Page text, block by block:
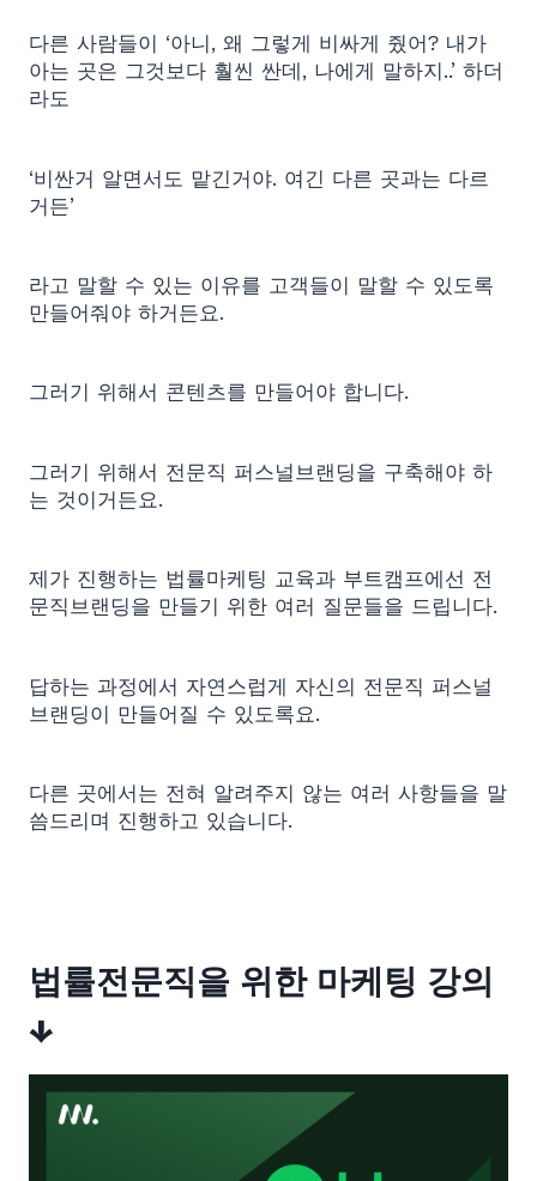
다른 사람들이 ‘아니, 왜 그렇게 비싸게 줬어? 내가
아는 곳은 그것보다 훨씬 싼데, 나에게 말하지..’ 하더
라도
‘비싼거 알면서도 맡긴거야. 여긴 다른 곳과는 다르
거든’
라고 말할 수 있는 이유를 고객들이 말할 수 있도록
만들어줘야 하거든요.
그러기 위해서 콘텐츠를 만들어야 합니다.
그러기 위해서 전문직 퍼스널브랜딩을 구축해야 하
는 것이거든요.
제가 진행하는 법률마케팅 교육과 부트캠프에선 전
문직브랜딩을 만들기 위한 여러 질문들을 드립니다.
답하는 과정에서 자연스럽게 자신의 전문직 퍼스널
브랜딩이 만들어질 수 있도록요.
다른 곳에서는 전혀 알려주지 않는 여러 사항들을 말
씀드리며 진행하고 있습니다.
법률전문직을 위한 마케팅 강의
↓